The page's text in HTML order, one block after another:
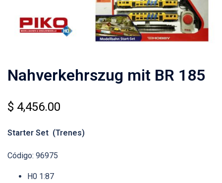
Nahverkehrszug mit BR 185
$ 4,456.00
Starter Set (Trenes)
Código: 96975
H0 1:87